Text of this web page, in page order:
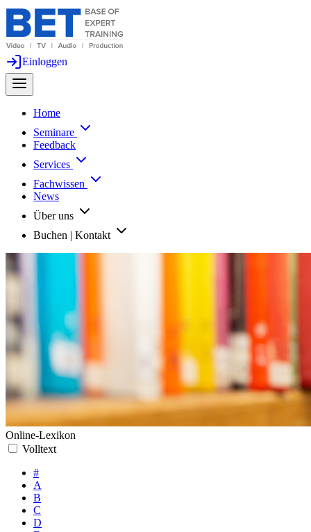
Einloggen
Home
Seminare
Feedback
Services
Fachwissen
News
Über uns
Buchen | Kontakt
Online-Lexikon
Volltext
#
A
B
C
D